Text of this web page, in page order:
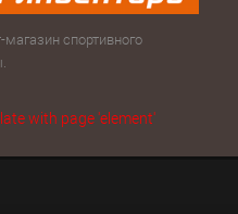
спортивного
with page 'element'